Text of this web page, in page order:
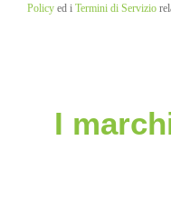
Policy ed i Termini di Servizio
I